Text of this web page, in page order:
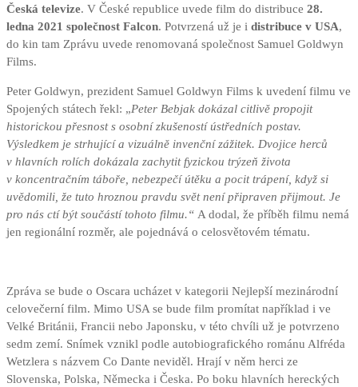
Česká televize. V České republice uvede film do distribuce 28.
ledna 2021 společnost Falcon. Potvrzená už je i distribuce v USA,
do kin tam Zprávu uvede renomovaná společnost Samuel Goldwyn
Films.
Peter Goldwyn, prezident Samuel Goldwyn Films k uvedení filmu ve
Spojených státech řekl: „Peter Bebjak dokázal citlivě propojit
historickou přesnost s osobní zkušeností ústředních postav.
Výsledkem je strhující a vizuálně invenční zážitek. Dvojice herců
v hlavních rolích dokázala zachytit fyzickou trýzeň života
v koncentračním táboře, nebezpečí útěku a pocit trápení, když si
uvědomili, že tuto hroznou pravdu svět není připraven přijmout. Je
pro nás ctí být součástí tohoto filmu.“ A dodal, že příběh filmu nemá
jen regionální rozměr, ale pojednává o celosvětovém tématu.
Zpráva se bude o Oscara ucházet v kategorii Nejlepší mezinárodní
celovečerní film. Mimo USA se bude film promítat například i ve
Velké Británii, Francii nebo Japonsku, v této chvíli už je potvrzeno
sedm zemí. Snímek vznikl podle autobiografického románu Alfréda
Wetzlera s názvem Co Dante neviděl. Hrají v něm herci ze
Slovenska, Polska, Německa i Česka. Po boku hlavních hereckých